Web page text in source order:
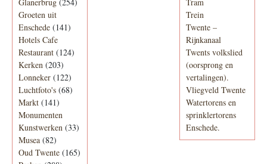
Groeten uit
Enschede (141)
Hotels Cafe
Restaurant (124)
Kerken (203)
Lonneker (122)
Luchtfoto's (68)
Markt (141)
Monumenten
Kunstwerken (33)
Musea (82)
Oud Twente (165)
Trein
Twente –
Rijnkanaal
Twents volkslied
(oorsprong en
vertalingen).
Vliegveld Twente
Watertorens en
sprinklertorens
Enschede.